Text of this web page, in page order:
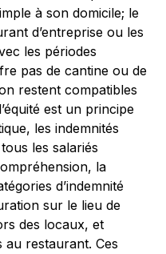
à son domicile; le
d’entreprise ou les
les périodes
pas de cantine ou de
restent compatibles
est un principe
les indemnités
les salariés
la
d’indemnité
sur le lieu de
des locaux, et
restaurant. Ces